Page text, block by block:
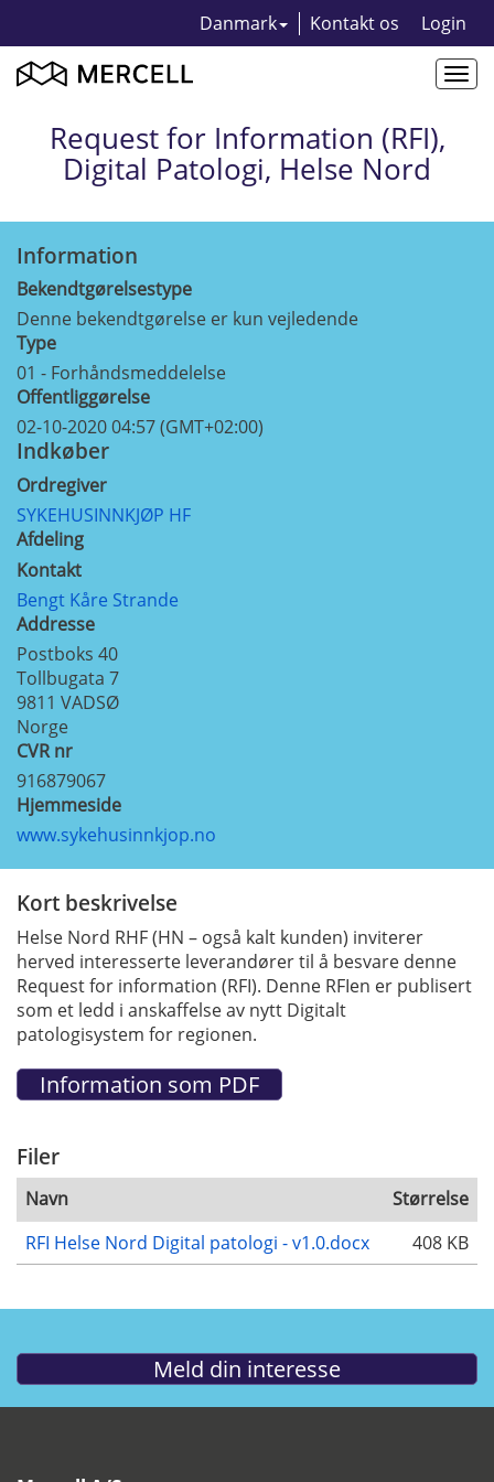
Danmark Kontakt os Login
Request for Information (RFI),
Digital Patologi, Helse Nord
Information
Bekendtgørelsestype
Denne bekendtgørelse er kun vejledende
Type
01 - Forhåndsmeddelelse
Offentliggørelse
02-10-2020 04:57 (GMT+02:00)
Indkøber
Ordregiver
SYKEHUSINNKJØP HF
Afdeling
Kontakt
Bengt Kåre Strande
Addresse
Postboks 40
Tollbugata 7
9811 VADSØ
Norge
CVR nr
916879067
Hjemmeside
www.sykehusinnkjop.no
Kort beskrivelse
Helse Nord RHF (HN – også kalt kunden) inviterer
herved interesserte leverandører til å besvare denne
Request for information (RFI). Denne RFIen er publisert
som et ledd i anskaffelse av nytt Digitalt
patologisystem for regionen.
Filer
Navn
Størrelse
RFI Helse Nord Digital patologi - v1.0.docx
408 KB